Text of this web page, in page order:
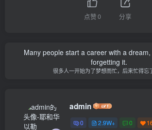
点赞0 分享
Many people start a career with a
forgetting it.
很多人一开始为了梦想而忙，后来忙得忘
admin
0 2.9W+ 0